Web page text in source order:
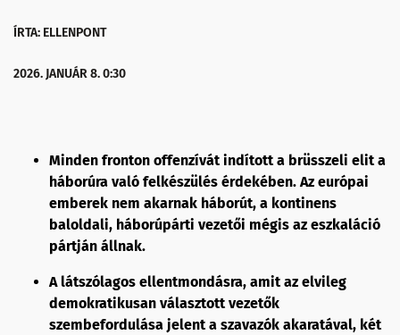
ÍRTA: ELLENPONT
2026. JANUÁR 8. 0:30
Minden fronton offenzívát indított a brüsszeli elit a
háborúra való felkészülés érdekében. Az európai
emberek nem akarnak háborút, a kontinens
baloldali, háborúpárti vezetői mégis az eszkaláció
pártján állnak.
A látszólagos ellentmondásra, amit az elvileg
demokratikusan választott vezetők
szembefordulása jelent a szavazók akaratával, két